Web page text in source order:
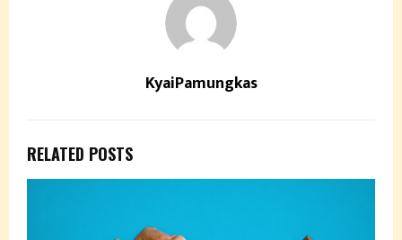
KyaiPamungkas
RELATED POSTS